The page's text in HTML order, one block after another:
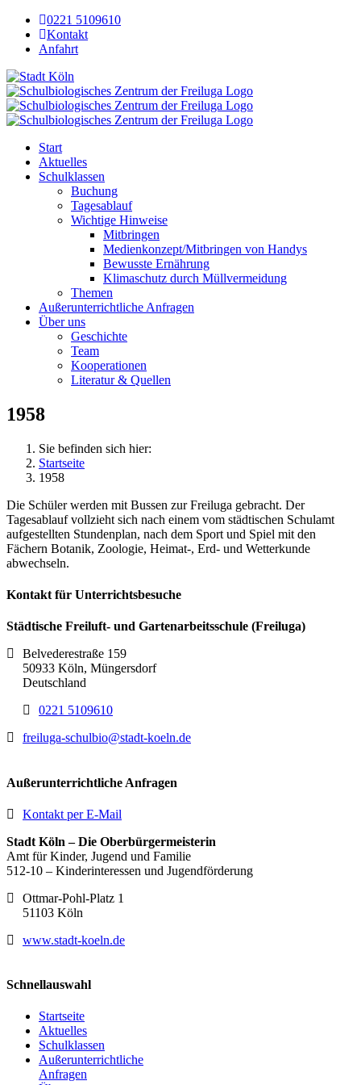
Zum
Inhalt
springen
0221 5109610
Kontakt
Anfahrt
Stadt
Köln
Start
Aktuelles
Schulklassen
Buchung
Tagesablauf
Wichtige Hinweise
Mitbringen
Medienkonzept/Mitbringen von Handys
Bewusste Ernährung
Klimaschutz durch Müllvermeidung
Themen
Außerunterrichtliche Anfragen
Über uns
Geschichte
Team
Kooperationen
Literatur & Quellen
1958
Sie befinden sich hier:
Startseite
1958
Die Schüler werden mit Bussen zur Freiluga gebracht. Der
Tagesablauf vollzieht sich nach einem vom städtischen Schulamt
aufgestellten Stundenplan, nach dem Sport und Spiel mit den
Fächern Botanik, Zoologie, Heimat-, Erd- und Wetterkunde
abwechseln.
Kontakt für Unterrichtsbesuche
Städtische Freiluft- und Gartenarbeitsschule (Freiluga)
Belvederestraße 159
50933 Köln, Müngersdorf
Deutschland
0221 5109610
freiluga-schulbio@stadt-koeln.de
Außerunterrichtliche Anfragen
Kontakt per E-Mail
Stadt Köln – Die Oberbürgermeisterin
Amt für Kinder, Jugend und Familie
512-10 – Kinderinteressen und Jugendförderung
Ottmar-Pohl-Platz 1
51103 Köln
www.stadt-koeln.de
Schnellauswahl
Startseite
Aktuelles
Schulklassen
Außerunterrichtliche
Anfragen